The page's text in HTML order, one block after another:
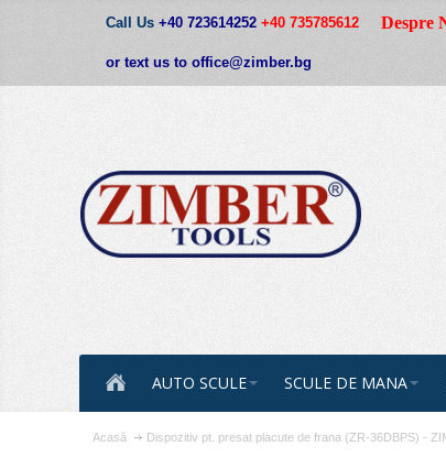
Call Us +40 723614252 +40 735785612
or text us to office@zimber.bg
Despre
AUTO SCULE SCULE DE MANA
Acasă Dispozitiv pt. presat placute de frana (ZR-36DBPS) -